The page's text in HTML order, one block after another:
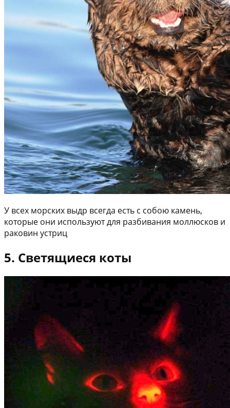
У всех морских выдр всегда есть с собою камень,
которые они используют для разбивания моллюсков и
раковин устриц
5. Светящиеся коты